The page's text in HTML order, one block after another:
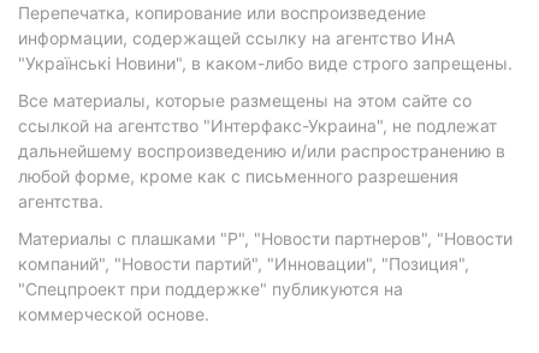
Перепечатка, копирование или воспроизведение
информации, содержащей ссылку на агентство ИнА
"Українські Новини", в каком-либо виде строго запрещены.
Все материалы, которые размещены на этом сайте со
ссылкой на агентство "Интерфакс-Украина", не подлежат
дальнейшему воспроизведению и/или распространению в
любой форме, кроме как с письменного разрешения
агентства.
Материалы с плашками "Р", "Новости партнеров", "Новости
компаний", "Новости партий", "Инновации", "Позиция",
"Спецпроект при поддержке" публикуются на
коммерческой основе.